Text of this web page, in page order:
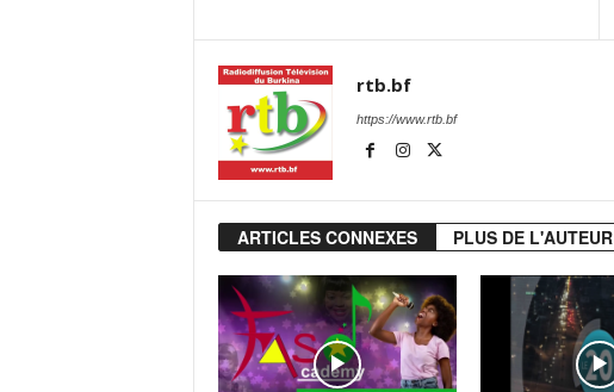
rtb.bf
https://www.rtb.bf
ARTICLES CONNEXES PLUS DE L'AUTEUR